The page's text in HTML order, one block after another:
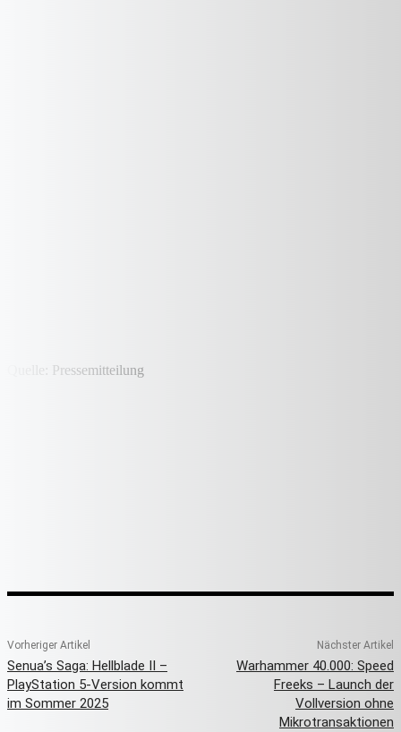
Quelle: Pressemitteilung
Vorheriger Artikel
Senua’s Saga: Hellblade II –
PlayStation 5-Version kommt
im Sommer 2025
Nächster Artikel
Warhammer 40.000: Speed
Freeks – Launch der
Vollversion ohne
Mikrotransaktionen